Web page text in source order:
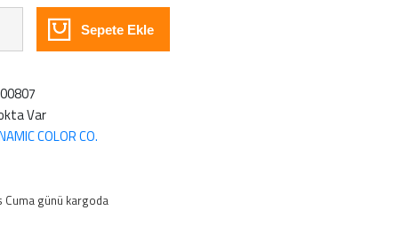
Sepete Ekle
Var
COLOR CO.
Cuma günü kargoda